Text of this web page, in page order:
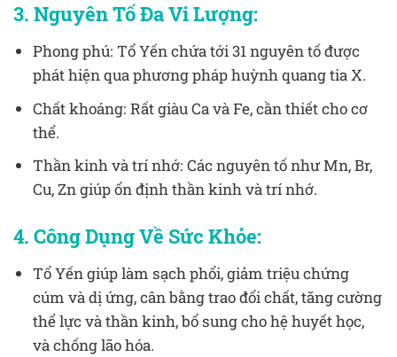
3. Nguyên Tố Đa Vi Lượng:
Phong phú: Tổ Yến chứa tới 31 nguyên tố được
phát hiện qua phương pháp huỳnh quang tia X.
Chất khoáng: Rất giàu Ca và Fe, cần thiết cho cơ
thể.
Thần kinh và trí nhớ: Các nguyên tố như Mn, Br,
Cu, Zn giúp ổn định thần kinh và trí nhớ.
4. Công Dụng Về Sức Khỏe:
Tổ Yến giúp làm sạch phổi, giảm triệu chứng
cúm và dị ứng, cân bằng trao đổi chất, tăng cường
thể lực và thần kinh, bổ sung cho hệ huyết học,
và chống lão hóa.